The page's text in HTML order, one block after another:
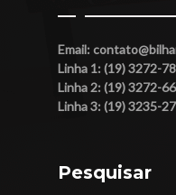
Email:
Linha 1: (19) 3272-
Linha 2: (19) 3272-
Linha 3: (19) 3235-
Pesquisar